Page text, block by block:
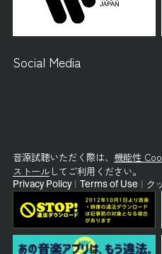
Social Media
音源試聴いただく際は、 機能性
ストールしてご利用ください。
Privacy Policy Terms of Use ク